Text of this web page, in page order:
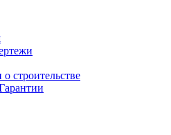
строительстве